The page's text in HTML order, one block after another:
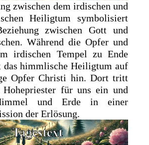
zwischen dem irdischen und
Heiligtum symbolisiert
zwischen Gott und
Während die Opfer und
irdischen Tempel zu Ende
das himmlische Heiligtum auf
Opfer Christi hin. Dort tritt
für uns ein und
und Erde in einer
der Erlösung.